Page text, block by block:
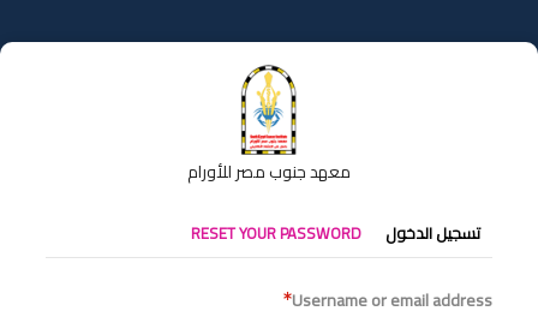
إلى
المحتوى
معهد جنوب مصر للأورام
التبويبات
الأساسية
تسجيل الدخول RESET YOUR PASSWORD
Username or email address